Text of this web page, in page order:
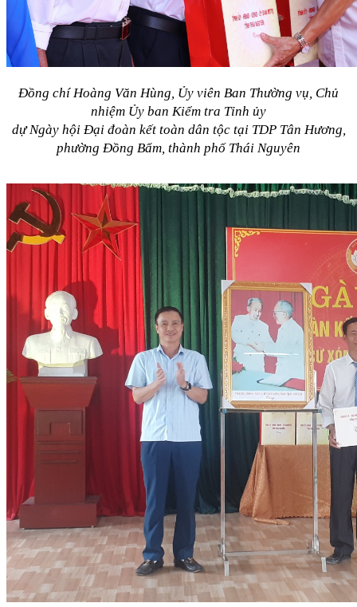
Đồng chí Hoàng Văn Hùng, Ủy viên Ban Thường vụ, Chủ
nhiệm Ủy ban Kiểm tra Tỉnh ủy
dự Ngày hội Đại đoàn kết toàn dân tộc tại TDP Tân Hương,
phường Đồng Bẩm, thành phố Thái Nguyên